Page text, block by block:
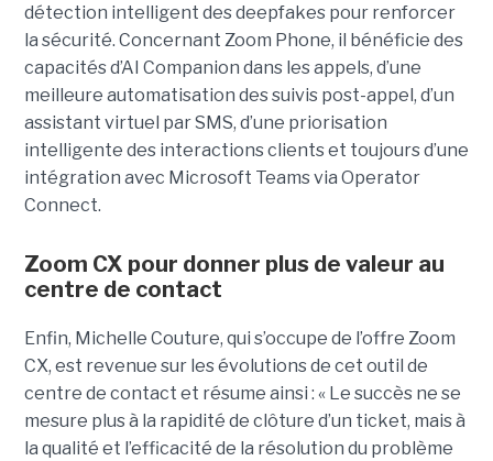
détection intelligent des deepfakes pour renforcer
la sécurité. Concernant Zoom Phone, il bénéficie des
capacités d’AI Companion dans les appels, d’une
meilleure automatisation des suivis post-appel, d’un
assistant virtuel par SMS, d’une priorisation
intelligente des interactions clients et toujours d’une
intégration avec Microsoft Teams via Operator
Connect.
Zoom CX pour donner plus de valeur au
centre de contact
Enfin, Michelle Couture, qui s’occupe de l’offre Zoom
CX, est revenue sur les évolutions de cet outil de
centre de contact et résume ainsi : « Le succès ne se
mesure plus à la rapidité de clôture d’un ticket, mais à
la qualité et l’efficacité de la résolution du problème